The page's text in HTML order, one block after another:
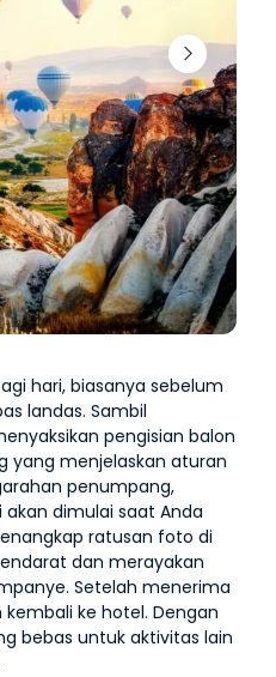
hari, biasanya sebelum
landas. Sambil
pengisian balon
yang menjelaskan aturan
penumpang,
dimulai saat Anda
ratusan foto di
dan merayakan
Setelah menerima
ke hotel. Dengan
bebas untuk aktivitas lain